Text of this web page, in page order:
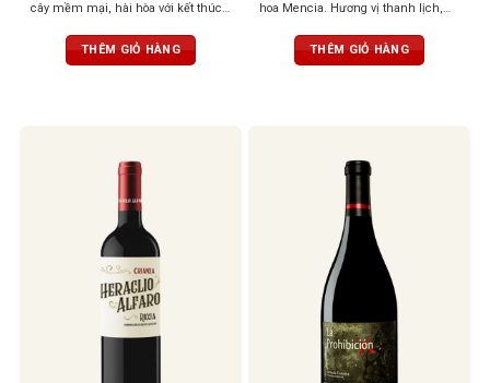
cây mềm mại, hài hòa với kết thúc
THÊM GIỎ HÀNG
hoa Mencia. Hương vị thanh lịch,
bằng và tươi mát, dư vị bền bỉ
THÊM GIỎ HÀNG